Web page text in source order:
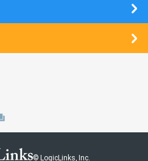
て
Music
© LogicLinks, Inc.